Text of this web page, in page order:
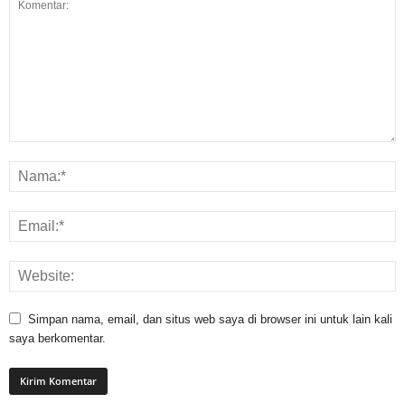
Simpan nama, email, dan situs web saya di browser ini untuk lain kali
saya berkomentar.